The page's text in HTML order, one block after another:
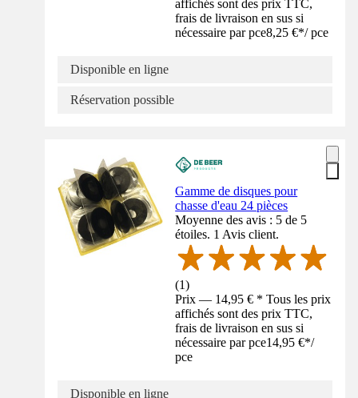
affichés sont des prix TTC,
frais de livraison en sus si
nécessaire par pce8,25 €*/ pce
Disponible en ligne
Réservation possible
Gamme de disques pour
chasse d'eau 24 pièces
Moyenne des avis : 5 de 5
étoiles. 1 Avis client.
(1)
Prix — 14,95 € * Tous les prix
affichés sont des prix TTC,
frais de livraison en sus si
nécessaire par pce14,95 €*/
pce
Disponible en ligne